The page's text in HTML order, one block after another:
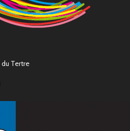
Tertre